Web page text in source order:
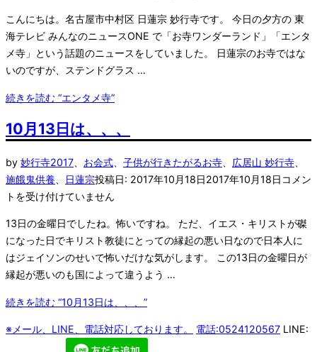
こんにちは。名古屋市中村区 日蓮宗 妙行寺です。 今日の夕方の 東
海テレビ みんなのニュースONE で「お寺ワンダーランド」「エンタ
メ寺」という話題のニュースをしていました。 日蓮宗のお寺ではな
いのですが、ステンドグラス …
続きを読む “エンタメ寺”
10月13日は、、、
by 妙行寺2017 お会式 子供が行きたがるお寺 広居山 妙行寺
施餓鬼供養
日蓮宗投稿日: 2017年10月18日2017年10月18日 コメン
トを受け付けていません
13日の金曜日でしたね。怖いですね。 ただ、イエス・キリストが磔
になった日でキリスト教徒にとっての縁起の悪い日なので日本人に
はジェイソンのせいで怖いだけな気がします。 この13日の金曜日が
縁起が悪いのも国によって違うよう …
続きを読む “10月13日は、、、”
※メール、LINE、電話対応しております。 電話:0524120567 LINE: